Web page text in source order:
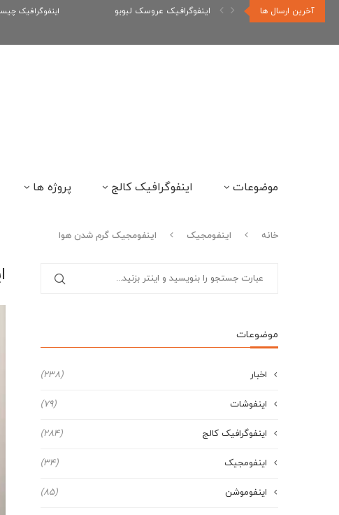
آخرین ارسال ها اینفوگرافیک عروسک لبوبو اینفوگرافیک
موضوعات اینفوگرافیک کالج پروژه ها
خانه اینفومجیک اینفومجیک گرم شدن هوا
موضوعات
اخبار (238)
اینفوشات (79)
اینفوگرافیک کالج (284)
اینفومجیک (34)
اینفوموشن (85)